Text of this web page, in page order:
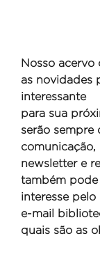
Nosso acervo
as novidades
interessante
para sua
serão sempre
comunicação,
newsletter e
também pode
interesse pelo
e-mail
quais são as